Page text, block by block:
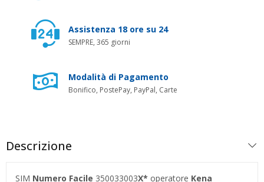
Assistenza 18 ore su 24
SEMPRE, 365 giorni
Modalità di Pagamento
Bonifico, PostePay, PayPal, Carte
Descrizione
SIM Numero Facile 350033003X* operatore Kena